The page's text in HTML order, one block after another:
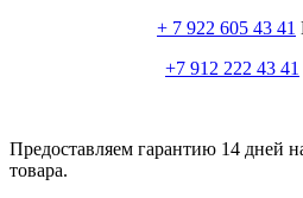
+ 7 922 605 43 41
+7 912 222 43 41
Предоставляем гарантию 14 дней
товара.